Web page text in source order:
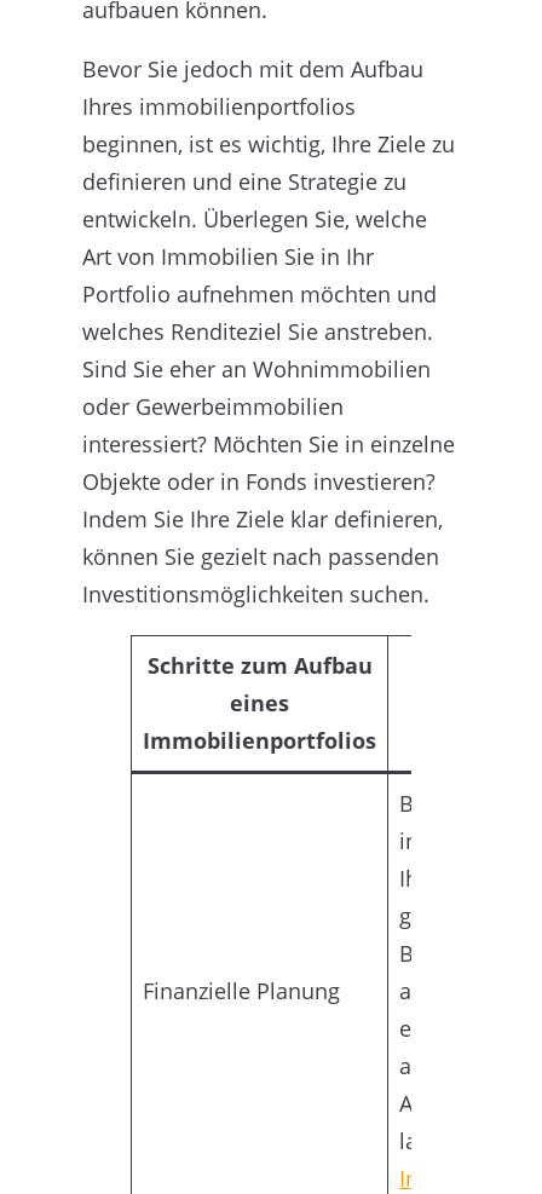
aufbauen können.
Bevor Sie jedoch mit dem Aufbau
Ihres immobilienportfolios
beginnen, ist es wichtig, Ihre Ziele zu
definieren und eine Strategie zu
entwickeln. Überlegen Sie, welche
Art von Immobilien Sie in Ihr
Portfolio aufnehmen möchten und
welches Renditeziel Sie anstreben.
Sind Sie eher an Wohnimmobilien
oder Gewerbeimmobilien
interessiert? Möchten Sie in einzelne
Objekte oder in Fonds investieren?
Indem Sie Ihre Ziele klar definieren,
können Sie gezielt nach passenden
Investitionsmöglichkeiten suchen.
Schritte zum Aufbau
eines
Immobilienportfolios
Finanzielle Planung
Bevor Sie in
investieren,
Ihre
genau
Bedenken
anfallenden
anfänglichen
laufenden